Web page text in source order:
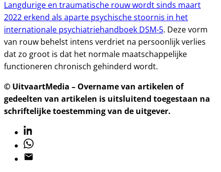
Langdurige en traumatische rouw wordt sinds maart
2022 erkend als aparte psychische stoornis in het
internationale psychiatriehandboek DSM-5. Deze vorm
van rouw behelst intens verdriet na persoonlijk verlies
dat zo groot is dat het normale maatschappelijke
functioneren chronisch gehinderd wordt.
© UitvaartMedia – Overname van artikelen of
gedeelten van artikelen is uitsluitend toegestaan na
schriftelijke toestemming van de uitgever.
Linkedin
Whatsapp
Email